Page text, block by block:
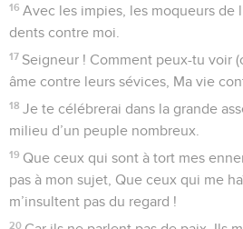
16 Avec les impies, les moqueurs de
dents contre moi.
17 Seigneur ! Comment peux-tu voir
âme contre leurs sévices, Ma vie
18 Je te célébrerai dans la grande
milieu d’un peuple nombreux.
19 Que ceux qui sont à tort mes
pas à mon sujet, Que ceux qui me
m’insultent pas du regard !
20